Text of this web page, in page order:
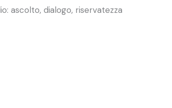
ascolto, dialogo, riservatezza